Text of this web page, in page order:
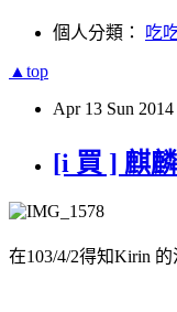
個人分類： 吃
▲top
Apr 13 Sun 2014
[i 買 ] 麒
在103/4/2得知Kirin 的